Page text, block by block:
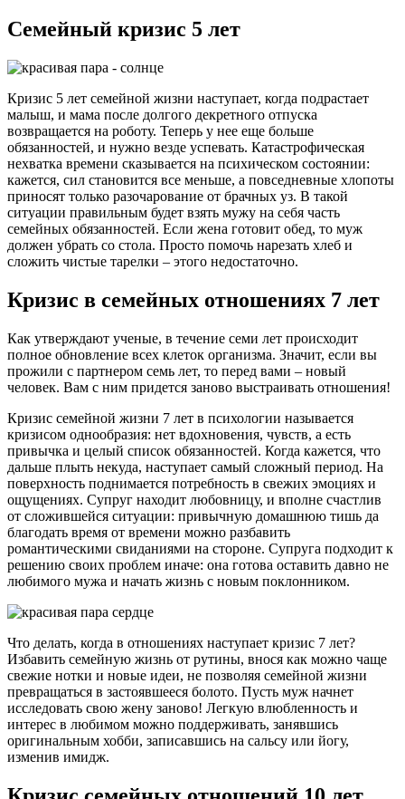
Семейный кризис 5 лет
Кризис 5 лет семейной жизни наступает, когда подрастает
малыш, и мама после долгого декретного отпуска
возвращается на роботу. Теперь у нее еще больше
обязанностей, и нужно везде успевать. Катастрофическая
нехватка времени сказывается на психическом состоянии:
кажется, сил становится все меньше, а повседневные хлопоты
приносят только разочарование от брачных уз. В такой
ситуации правильным будет взять мужу на себя часть
семейных обязанностей. Если жена готовит обед, то муж
должен убрать со стола. Просто помочь нарезать хлеб и
сложить чистые тарелки – этого недостаточно.
Кризис в семейных отношениях 7 лет
Как утверждают ученые, в течение семи лет происходит
полное обновление всех клеток организма. Значит, если вы
прожили с партнером семь лет, то перед вами – новый
человек. Вам с ним придется заново выстраивать отношения!
Кризис семейной жизни 7 лет в психологии называется
кризисом однообразия: нет вдохновения, чувств, а есть
привычка и целый список обязанностей. Когда кажется, что
дальше плыть некуда, наступает самый сложный период. На
поверхность поднимается потребность в свежих эмоциях и
ощущениях. Супруг находит любовницу, и вполне счастлив
от сложившейся ситуации: привычную домашнюю тишь да
благодать время от времени можно разбавить
романтическими свиданиями на стороне. Супруга подходит к
решению своих проблем иначе: она готова оставить давно не
любимого мужа и начать жизнь с новым поклонником.
Что делать, когда в отношениях наступает кризис 7 лет?
Избавить семейную жизнь от рутины, внося как можно чаще
свежие нотки и новые идеи, не позволяя семейной жизни
превращаться в застоявшееся болото. Пусть муж начнет
исследовать свою жену заново! Легкую влюбленность и
интерес в любимом можно поддерживать, занявшись
оригинальным хобби, записавшись на сальсу или йогу,
изменив имидж.